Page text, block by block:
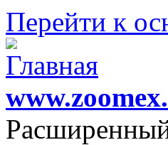
Перейти к